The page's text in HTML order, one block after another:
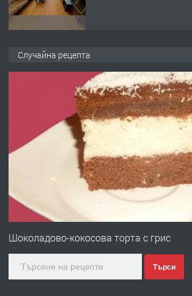
№4120 Магазин/
Любен Каравелов,
градската градина!
ПРЕДЛАГА
ПРОСТОРЕН
КУБА
Случайна рецепта
Шоколадово-кокосова торта с грис
Търси